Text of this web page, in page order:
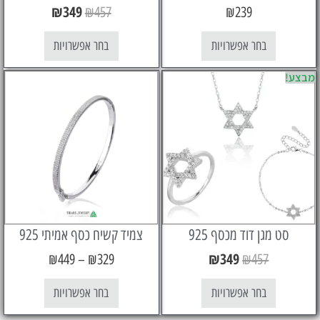
בחר אפשרויות
₪349
בחר אפשרויות
מגן דוד מכסף 925
₪349
בחר אפשרויות
צמיד קשיח כסף אמיתי 925
₪449
בחר אפשרויות